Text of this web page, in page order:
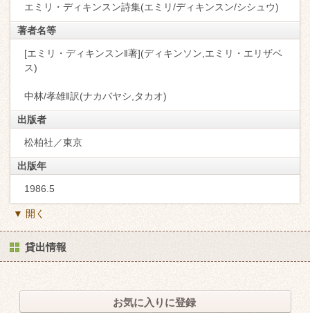
エミリ・ディキンスン詩集(エミリ/ディキンスン/シシュウ)
著者名等
[エミリ・ディキンスン‖著](ディキンソン,エミリ・エリザベ
ス)
中林/孝雄‖訳(ナカバヤシ,タカオ)
出版者
松柏社／東京
出版年
1986.5
▼ 開く
貸出情報
お気に入りに登録